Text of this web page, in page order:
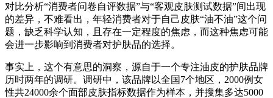
对比分析“消费者问卷自评数据”与“客观皮肤测试数据”间出现
的差异，不难看出，年轻消费者对于自己皮肤“油不油”这个问
题，缺乏科学认知，且存在一定程度的焦虑，而这种焦虑可能
会进一步影响到消费者对护肤品的选择。
事实上，这个有意思的洞察，源自于一个专注油皮的护肤品牌
历时两年的调研。调研中，该品牌以全国7个地区，2000例女
性共24000余个面部皮肤指标数据作为样本，并搜集多达5000